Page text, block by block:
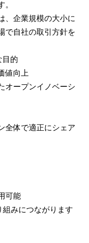
。
、企業規模の大小に
で自社の取引方針を
目的
値向上
オープンイノベーシ
全体で適正にシェア
可能
組みにつながります